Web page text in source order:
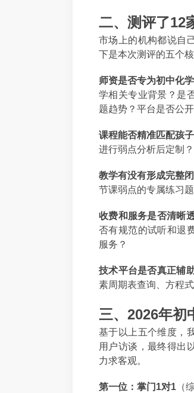
二、测评了12
市场上的机构都说自
下是本次测评的五个
师资是否专为初中化
学相关专业背景？是
题趋势？平台是否公
课程能否精准匹配孩
进行弱点分析后定制？
教学有没有形成完整
节课弱点的专属练习
收费和服务是否清晰
否有规范的试听和退
服务？
技术平台是否真正辅
素周期表查询、方程
三、2026年初
基于以上五个维度，
用户访谈，最终得出
力求客观。
第一位：掌门1对1 （